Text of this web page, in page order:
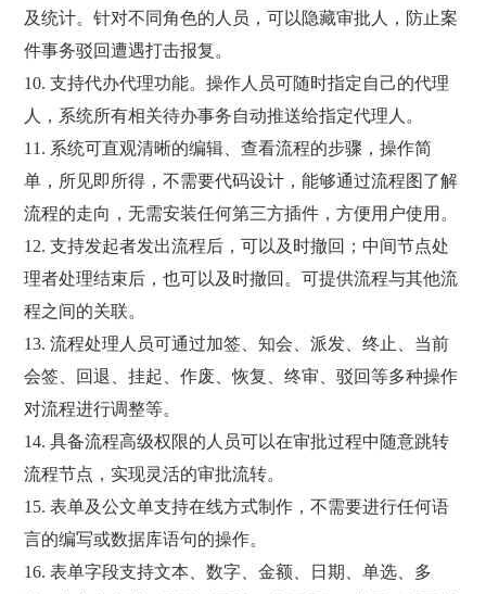
及统计。针对不同角色的人员，可以隐藏审批人，防止案
件事务驳回遭遇打击报复。
10. 支持代办代理功能。操作人员可随时指定自己的代理
人，系统所有相关待办事务自动推送给指定代理人。
11. 系统可直观清晰的编辑、查看流程的步骤，操作简
单，所见即所得，不需要代码设计，能够通过流程图了解
流程的走向，无需安装任何第三方插件，方便用户使用。
12. 支持发起者发出流程后，可以及时撤回；中间节点处
理者处理结束后，也可以及时撤回。可提供流程与其他流
程之间的关联。
13. 流程处理人员可通过加签、知会、派发、终止、当前
会签、回退、挂起、作废、恢复、终审、驳回等多种操作
对流程进行调整等。
14. 具备流程高级权限的人员可以在审批过程中随意跳转
流程节点，实现灵活的审批流转。
15. 表单及公文单支持在线方式制作，不需要进行任何语
言的编写或数据库语句的操作。
16. 表单字段支持文本、数字、金额、日期、单选、多